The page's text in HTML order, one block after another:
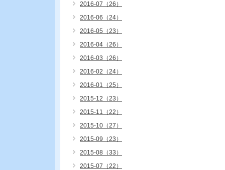
2016-07（26）
2016-06（24）
2016-05（23）
2016-04（26）
2016-03（26）
2016-02（24）
2016-01（25）
2015-12（23）
2015-11（22）
2015-10（27）
2015-09（23）
2015-08（33）
2015-07（22）